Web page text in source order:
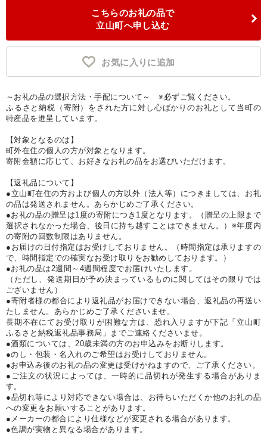
こちらのお礼の品で
立山町へ申し込む
お気に入りに追加
～お礼の品の選択方法・手配について～ ※必ずご覧ください。
ふるさと納税（寄附）をされた方に対し心ばかりのお礼として当町の
特産品を進呈しています。
【対象となるのは】
町外在住の個人の方が対象となります。
寄附金額に応じて、お好きなお礼の品をお選びいただけます。
【返礼品について】
●立山町在住の方および個人の方以外（法人等）につきましては、お礼
の品は発送されません。あらかじめご了承ください。
●お礼の品の贈呈は1度の寄附につき1度となります。（贈呈の上限まで
選択されなかった場合、後日に持ち越すことはできません。）※年度内
の寄附の回数制限はありません。
●お届けの日付指定はお受けしておりません。（時間指定は承りますの
で、時間指定での確実なお受け取りをお勧めしております。）
●お礼の品は2週間～4週間程度でお届けいたします。
（ただし、発送期日が予め決まっているものに関してはその限りでは
ございません）
●寄附者様の都合により返礼品がお届けできない場合、返礼品の再送い
たしません。あらかじめご了承くださいませ。
長期不在にてお受け取りが困難な方は、恐れ入りますが下記「立山町
ふるさと納税返礼品事務局」までご連絡くださいませ。
●酒類については、20歳未満の方のお申込みをお断りします。
●のし・包装・名入れのご希望はお受けしておりません。
●お申込み後のお礼の品の変更は受けかねますので、ご了承ください。
●ご注文の状況によっては、一時的に品切れが発生する場合がありま
す。
●品切れ等により対応できない場合は、お待ちいただくか他のお礼の品
への変更をお願いすることがあります。
●メーカーの都合により仕様などが変更される場合があります。
●色調が実物と異なる場合があります。